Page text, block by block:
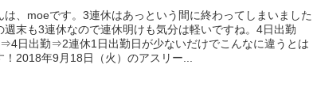
は、moeです。3連休はあっという間に終わってしまいました
週末も3連休なので連休明けも気分は軽いですね。4日出勤
日出勤⇒2連休1日出勤日が少ないだけでこんなに違うとは
！2018年9月18日（火）のアスリー...